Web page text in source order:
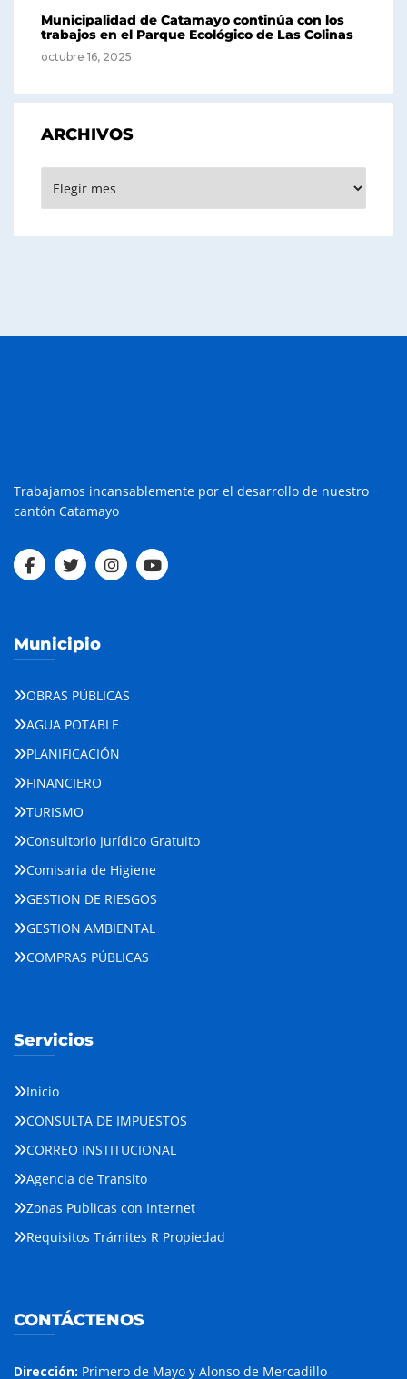
Municipalidad de Catamayo continúa con los
trabajos en el Parque Ecológico de Las Colinas
octubre 16, 2025
ARCHIVOS
Trabajamos incansablemente por el desarrollo de nuestro
cantón Catamayo
Municipio
OBRAS PÚBLICAS
AGUA POTABLE
PLANIFICACIÓN
FINANCIERO
TURISMO
Consultorio Jurídico Gratuito
Comisaria de Higiene
GESTION DE RIESGOS
GESTION AMBIENTAL
COMPRAS PÚBLICAS
Servicios
Inicio
CONSULTA DE IMPUESTOS
CORREO INSTITUCIONAL
Agencia de Transito
Zonas Publicas con Internet
Requisitos Trámites R Propiedad
CONTÁCTENOS
Dirección: Primero de Mayo y Alonso de Mercadillo